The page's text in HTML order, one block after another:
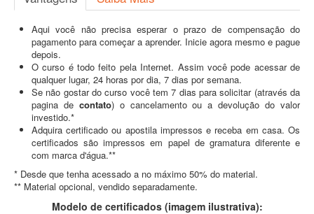
Aqui você não precisa esperar o prazo de compensação do
pagamento para começar a aprender. Inicie agora mesmo e pague
depois.
O curso é todo feito pela Internet. Assim você pode acessar de
qualquer lugar, 24 horas por dia, 7 dias por semana.
Se não gostar do curso você tem 7 dias para solicitar (através da
pagina de contato) o cancelamento ou a devolução do valor
investido.*
Adquira certificado ou apostila impressos e receba em casa. Os
certificados são impressos em papel de gramatura diferente e
com marca d'água.**
* Desde que tenha acessado a no máximo 50% do material.
** Material opcional, vendido separadamente.
Modelo de certificados (imagem ilustrativa):